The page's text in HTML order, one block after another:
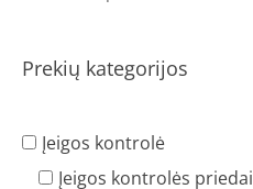
Prekių kategorijos
Įeigos kontrolė
Įeigos kontrolės priedai